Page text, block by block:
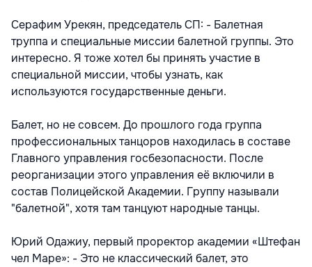
Серафим Урекян, председатель СП: - Балетная
труппа и специальные миссии балетной группы. Это
интересно. Я тоже хотел бы принять участие в
специальной миссии, чтобы узнать, как
используются государственные деньги.
Балет, но не совсем. До прошлого года группа
профессиональных танцоров находилась в составе
Главного управления госбезопасности. После
реорганизации этого управления её включили в
состав Полицейской Академии. Группу называли
"балетной", хотя там танцуют народные танцы.
Юрий Одажиу, первый проректор академии «Штефан
чел Маре»: - Это не классический балет, это